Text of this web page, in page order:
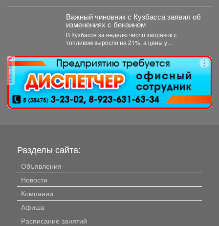
Важный чиновник с Кузбасса заявил об
изменениях с бензином
В Кузбассе за неделю число заправок с
топливом выросло на 21%, а цены у
реклама
Разделы сайта:
Объявления
Новости
Компании
Афиша
Расписание занятий